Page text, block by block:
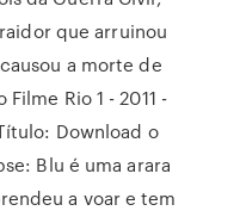
que arruinou
a morte de
Rio 1 - 2011 -
Download o
Blu é uma arara
a voar e tem